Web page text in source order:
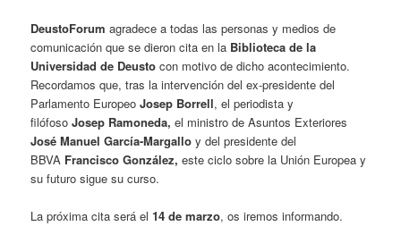
DeustoForum agradece a todas las personas y medios de
comunicación que se dieron cita en la Biblioteca de la
Universidad de Deusto con motivo de dicho acontecimiento.
Recordamos que, tras la intervención del ex-presidente del
Parlamento EuropeoJosep Borrell, el periodista y
filófosoJosep Ramoneda,el ministro de Asuntos Exteriores
José Manuel García-Margalloy del presidente del
BBVA Francisco González,este ciclo sobre la Unión Europea y
su futuro sigue su curso.
La próxima cita será el14 de marzo, os iremos informando.